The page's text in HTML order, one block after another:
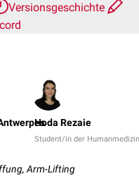
Versionsgeschichte
Hoda Rezaie
Student/in der Humanmedizin
Arm-Lifting